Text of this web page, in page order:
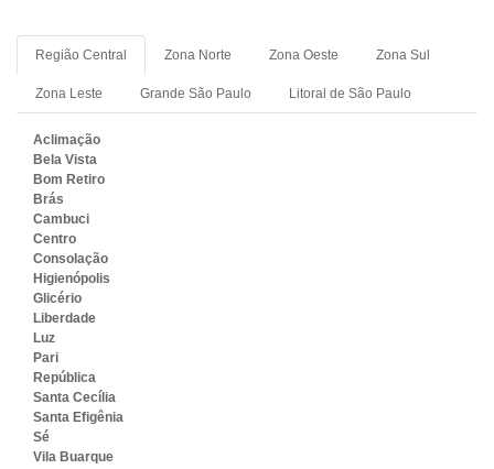
Região Central Zona Norte Zona Oeste Zona Sul
Zona Leste Grande São Paulo Litoral de São Paulo
Aclimação
Bela Vista
Bom Retiro
Brás
Cambuci
Centro
Consolação
Higienópolis
Glicério
Liberdade
Luz
Pari
República
Santa Cecília
Santa Efigênia
Sé
Vila Buarque